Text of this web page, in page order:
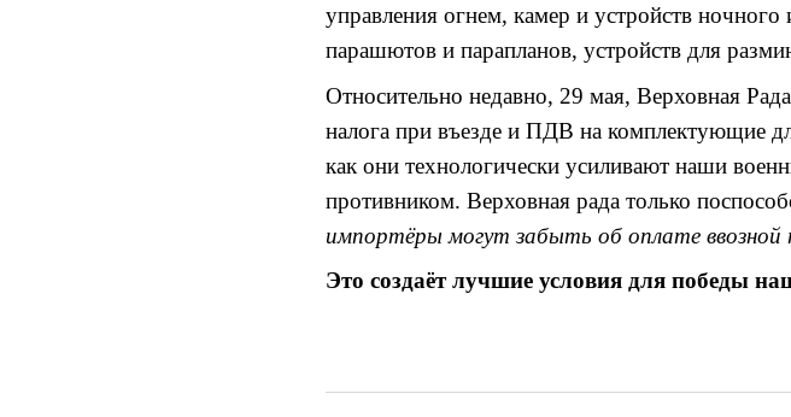
управления огнем, камер и устройств ночного
парашютов и парапланов, устройств для
Относительно недавно, 29 мая, Верховная
налога при въезде и ПДВ на комплектующие
как они технологически усиливают наши
противником. Верховная рада только
импортёры могут забыть об оплате
Это создаёт лучшие условия для победы